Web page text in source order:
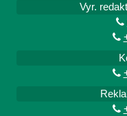
Vyr.